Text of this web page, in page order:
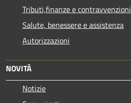
Tributi,finanze e contravvenzioni
Salute, benessere e assistenza
Autorizzazioni
NOVITÀ
Notizie